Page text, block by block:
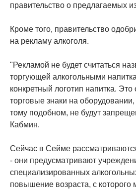
правительство о предлагаемых
Кроме того, правительство
на рекламу алкоголя.
"Рекламой не будет считаться
торгующей алкогольными
конкретный логотип напитка. Это
торговые знаки на
тому подобном, не будут
Кабмин.
Сейчас в Сейме
- они предусматривают
специализированных
повышение возраста, с которого